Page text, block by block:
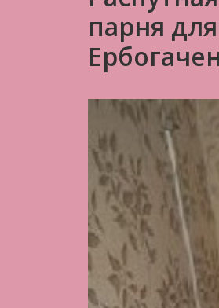
парня